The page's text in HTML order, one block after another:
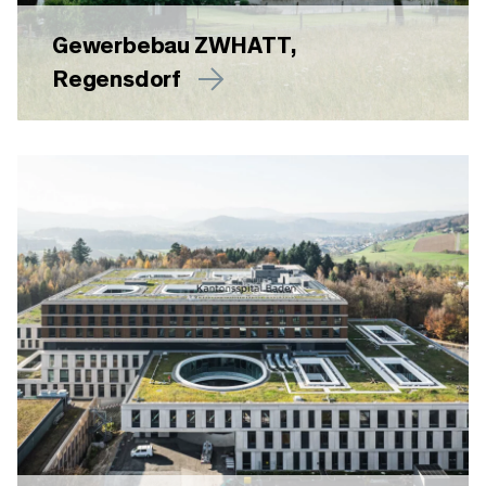
Gewerbebau ZWHATT,
Regensdorf